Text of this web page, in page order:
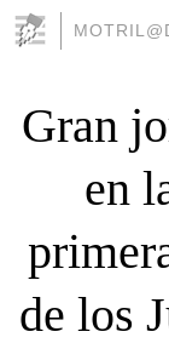
Gran
en
de los